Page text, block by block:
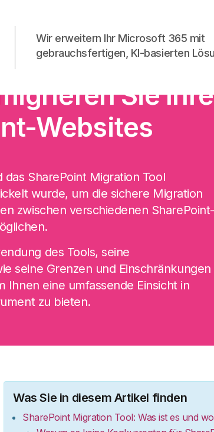
Wir erweitern Ihr Microsoft 365 mit
gebrauchsfertigen, KI-basierten
Migration
Sie Ihre
Websites
das SharePoint Migration Tool
wurde, um die sichere Migration
zwischen verschiedenen SharePoint-
des Tools, seine
seine Grenzen und Einschränkungen
Ihnen eine umfassende Einsicht in
zu bieten.
Was Sie in diesem Artikel finden
SharePoint Migration Tool: Was ist es und